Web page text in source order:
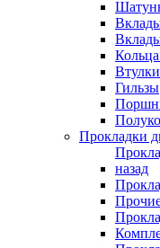
Гильзы
Прокладки
назад